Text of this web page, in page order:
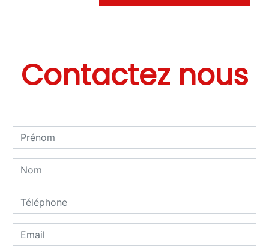
Contactez nous